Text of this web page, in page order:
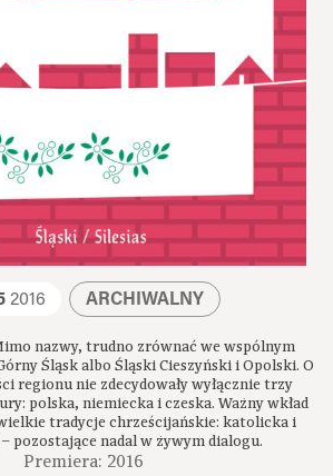
2016 ARCHIWALNY
nazwy, trudno zrównać we wspólnym
Śląsk albo Śląski Cieszyński i Opolski. O
regionu nie zdecydowały wyłącznie trzy
polska, niemiecka i czeska. Ważny wkład
tradycje chrześcijańskie: katolicka i
pozostające nadal w żywym dialogu.
Premiera: 2016